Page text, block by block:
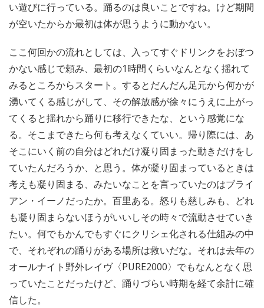
い遊びに行っている。踊るのは良いことですね。けど期間
が空いたからか最初は体が思うように動かない。
ここ何回かの流れとしては、入ってすぐドリンクをおぼつ
かない感じで頼み、最初の1時間くらいなんとなく揺れて
みるところからスタート。するとだんだん足元から何かが
湧いてくる感じがして、その解放感が徐々にうえに上がっ
てくると揺れから踊りに移行できたな、という感覚にな
る。そこまできたら何も考えなくていい。帰り際には、あ
そこにいく前の自分はどれだけ凝り固まった動きだけをし
ていたんだろうか、と思う。体が凝り固まっているときは
考えも凝り固まる、みたいなことを言っていたのはブライ
アン・イーノだったか。百里ある。怒りも慈しみも、どれ
も凝り固まらないほうがいいしその時々で流動させていき
たい。何でもかんでもすぐにクリシェ化される仕組みの中
で、それぞれの踊りがある場所は救いだな。それは去年の
オールナイト野外レイヴ〈PURE2000〉でもなんとなく思
っていたことだったけど、踊りづらい時期を経て余計に確
信した。